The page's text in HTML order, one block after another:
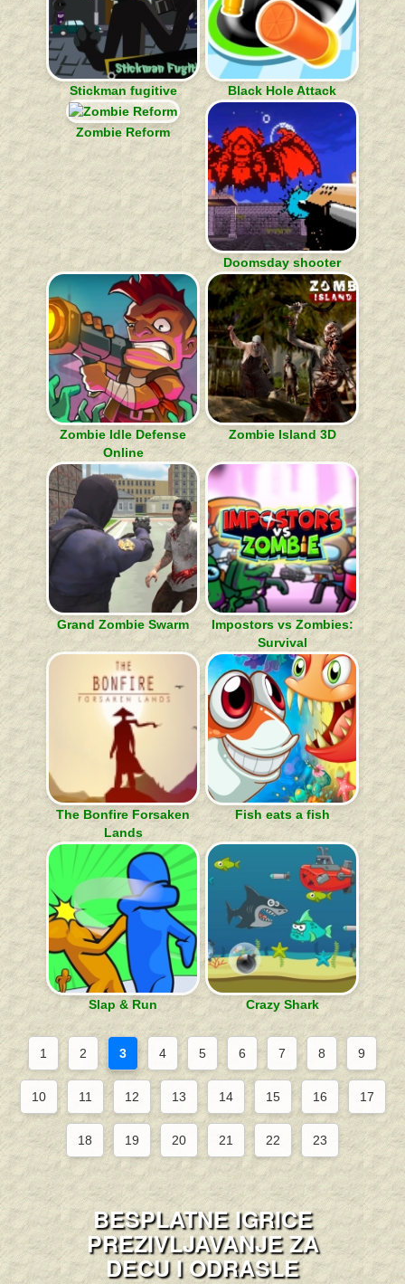
Stickman fugitive Black Hole Attack
Zombie Reform
Doomsday shooter
Zombie Idle Defense
Online
Zombie Island 3D
Grand Zombie Swarm
Impostors vs Zombies:
Survival
The Bonfire Forsaken
Lands
Fish eats a fish
Slap & Run Crazy Shark
1 2 3 4 5 6 7 8 9
10 11 12 13 14 15 16 17
18 19 20 21 22 23
BESPLATNE IGRICE
PREZIVLJAVANJE ZA
DECU I ODRASLE